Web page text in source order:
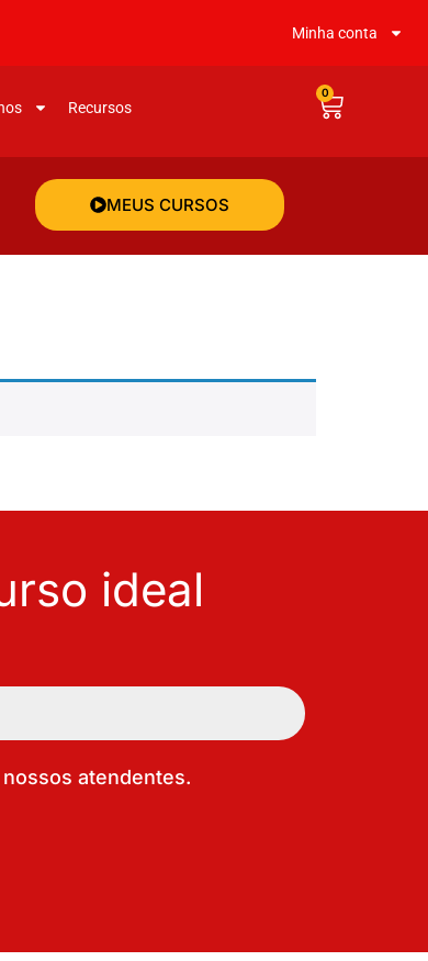
Minha conta
Recursos
0
MEUS CURSOS
ideal
atendentes.